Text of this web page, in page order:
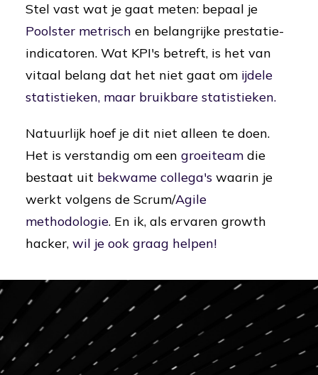
Stel vast wat je gaat meten: bepaal je
Poolster metrisch en belangrijke prestatie-
indicatoren. Wat KPI's betreft, is het van
vitaal belang dat het niet gaat om ijdele
statistieken, maar bruikbare statistieken.
Natuurlijk hoef je dit niet alleen te doen.
Het is verstandig om een groeiteam die
bestaat uit bekwame collega's waarin je
werkt volgens de Scrum/Agile
methodologie. En ik, als ervaren growth
hacker, wil je ook graag helpen!